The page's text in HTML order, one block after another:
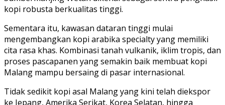
kopi robusta berkualitas tinggi.
Sementara itu, kawasan dataran tinggi mulai
mengembangkan kopi arabika specialty yang memiliki
cita rasa khas. Kombinasi tanah vulkanik, iklim tropis, dan
proses pascapanen yang semakin baik membuat kopi
Malang mampu bersaing di pasar internasional.
Tidak sedikit kopi asal Malang yang kini telah diekspor
ke Jepang, Amerika Serikat, Korea Selatan, hingga